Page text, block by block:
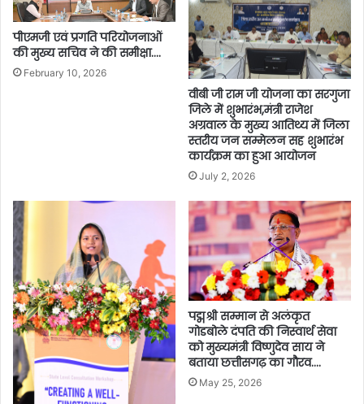
पीएमजी एवं प्रगति परियोजनाओं
की मुख्य सचिव ने की समीक्षा….
February 10, 2026
वीबी जी राम जी योजना का सरगुजा
जिले में शुभारंभ,मंत्री राजेश
अग्रवाल के मुख्य आतिथ्य में जिला
स्तरीय जन सम्मेलन सह शुभारंभ
कार्यक्रम का हुआ आयोजन
July 2, 2026
पद्मश्री सम्मान से अलंकृत
गोडबोले दंपति की निस्वार्थ सेवा
को मुख्यमंत्री विष्णुदेव साय ने
बताया छत्तीसगढ़ का गौरव….
May 25, 2026